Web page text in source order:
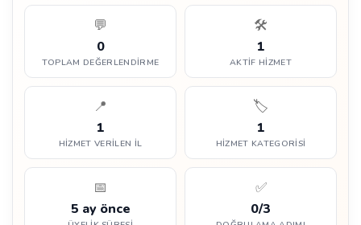
💬
0
TOPLAM DEĞERLENDIRME
🛠️
1
AKTIF HIZMET
📍
1
HIZMET VERILEN İL
🏷️
1
HIZMET KATEGORISI
📅
5 ay önce
✅
0/3